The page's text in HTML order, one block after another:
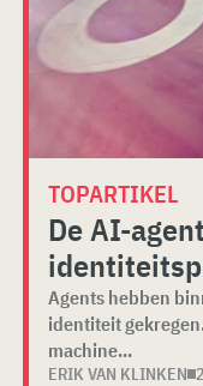
TOPARTIKEL
De AI-
Agents hebben
identiteit
machine...
ERIK VAN KLINKEN